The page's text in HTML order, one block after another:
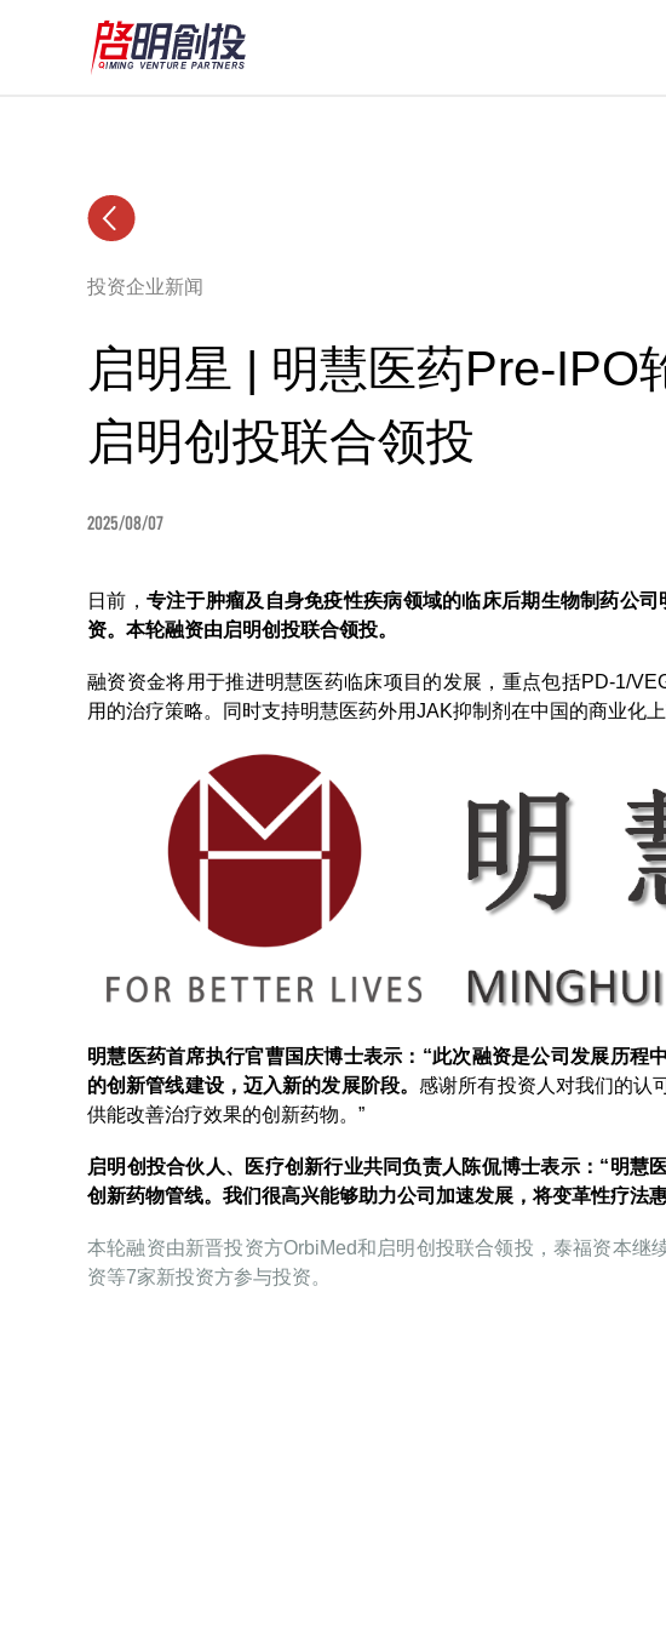
投资企业新闻
启明星 | 明慧医药Pre-IPO
启明创投联合领投
2025/08/07
日前， 专注于肿瘤及自身免疫性疾病领域的临床后期生物制药公
资。本轮融资由启明创投联合领投。
融资资金将用于推进明慧医药临床项目的发展，重点包括PD-1/
用的治疗策略。同时支持明慧医药外用JAK抑制剂在中国的商业化上
明慧医药首席执行官曹国庆博士表示：“此次融资是公司发展历程
的创新管线建设，迈入新的发展阶段。感谢所有投资人对我们的认
供能改善治疗效果的创新药物。”
启明创投合伙人、医疗创新行业共同负责人陈侃博士表示：“明慧
创新药物管线。我们很高兴能够助力公司加速发展，将变革性疗法
本轮融资由新晋投资方OrbiMed和启明创投联合领投，泰福资本继
资等7家新投资方参与投资。